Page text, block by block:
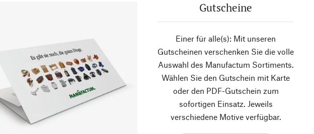
Gutscheine
Einer für alle(s): Mit unseren
Gutscheinen verschenken Sie die volle
Auswahl des Manufactum Sortiments.
Wählen Sie den Gutschein mit Karte
oder den PDF-Gutschein zum
sofortigen Einsatz. Jeweils
verschiedene Motive verfügbar.